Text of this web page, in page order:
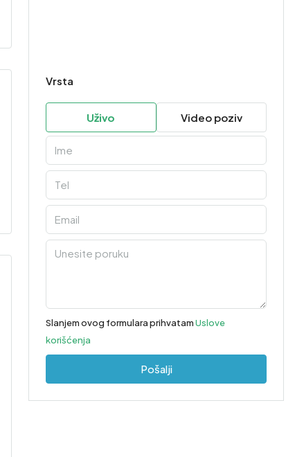
Vrsta
Uživo Video poziv
Slanjem ovog formulara prihvatamUslove
korišćenja
Pošalji